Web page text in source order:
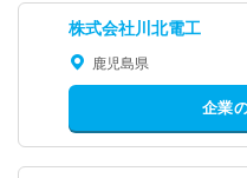
株式会社川北電工
鹿児島県
企業